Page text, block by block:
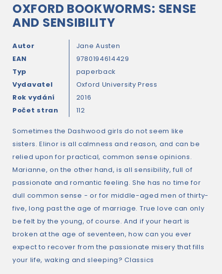
OXFORD BOOKWORMS: SENSE
AND SENSIBILITY
Autor
Jane Austen
EAN
9780194614429
Typ
paperback
Vydavatel
Oxford University Press
Rok vydání
2016
Počet stran
112
Sometimes the Dashwood girls do not seem like
sisters. Elinor is all calmness and reason, and can be
relied upon for practical, common sense opinions.
Marianne, on the other hand, is all sensibility, full of
passionate and romantic feeling. She has no time for
dull common sense - or for middle-aged men of thirty-
five, long past the age of marriage. True love can only
be felt by the young, of course. And if your heart is
broken at the age of seventeen, how can you ever
expect to recover from the passionate misery that fills
your life, waking and sleeping? Classics